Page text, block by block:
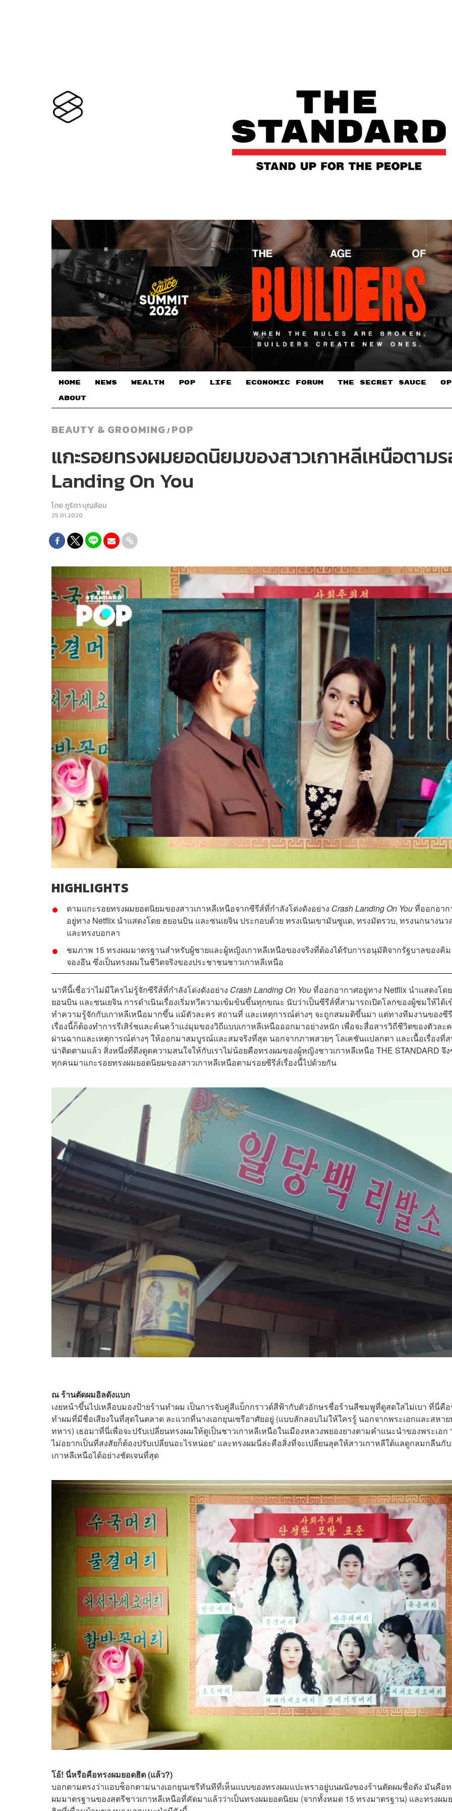
HOME NEWS WEALTH POP LIFE ECONOMIC FORUM THE SECRET SAUCE​
ABOUT
BEAUTY & GROOMING / POP
แกะรอยทรงผมยอดนิยมของสาวเกาหลีเหนือตาม
Landing On You
โดย ภูริตา บุญล้อม
25.01.2020
HIGHLIGHTS
ตามแกะรอยทรงผมยอดนิยมของสาวเกาหลีเหนือจากซีรีส์ที่กำลังโด่งดังอย่าง Crash Landing On Youที่ออกอาก
อยู่ทาง Netflix นำแสดงโดย ฮยอนบิน และซนเยจิน ประกอบด้วย ทรงเนินเขามันซูแด, ทรงมัดรวบ, ทรงนกนางนว
และทรงบอกลา
ชมภาพ 15 ทรงผมมาตรฐานสำหรับผู้ชายและผู้หญิงเกาหลีเหนือของจริงที่ต้องได้รับการอนุมัติจากรัฐบาลของคิม
จองอึน ซึ่งเป็นทรงผมในชีวิตจริงของประชาชนชาวเกาหลีเหนือ
นาทีนี้เชื่อว่าไม่มีใครไม่รู้จักซีรีส์ที่กำลังโด่งดังอย่าง Crash Landing On Youที่ออกอากาศอยู่ทาง Netflix นำแสดงโด
ยอนบิน และซนเยจิน การดำเนินเรื่องเริ่มทวีความเข้มข้นขึ้นทุกขณะ นับว่าเป็นซีรีส์ที่สามารถเปิดโลกของผู้ชมให้ได้เ
ทำความรู้จักกับเกาหลีเหนือมากขึ้น แม้ตัวละคร สถานที่ และเหตุการณ์ต่างๆ จะถูกสมมติขึ้นมา แต่ทางทีมงานของซี
เรื่องนี้ก็ต้องทำการรีเสิร์ชและค้นคว้าแง่มุมของวิถีแบบเกาหลีเหนือออกมาอย่างหนัก เพื่อจะสื่อสารวิถีชีวิตของตัวละ
ผ่านฉากและเหตุการณ์ต่างๆ ให้ออกมาสมบูรณ์และสมจริงที่สุด นอกจากภาพสวยๆ โลเคชันแปลกตา และเนื้อเรื่องที่
น่าติดตามแล้ว สิ่งหนึ่งที่ดึงดูดความสนใจให้กับเราไม่น้อยคือทรงผมของผู้หญิงชาวเกาหลีเหนือ THE STANDARD จึ
ทุกคนมาแกะรอยทรงผมยอดนิยมของสาวเกาหลีเหนือตามรอยซีรีส์เรื่องนี้ไปด้วยกัน
ณ ร้านตัดผมอิลดังแบก
เงยหน้าขึ้นไปเหลือบมองป้ายร้านทำผม เป็นการจับคู่สีแบ็กกราวด์สีฟ้ากับตัวอักษรชื่อร้านสีชมพูที่ดูสดใสไม่เบา ที่นี่คื
ทำผมที่มีชื่อเสียงในที่สุดในตลาด ละแวกที่นางเอกยุนเซรีอาศัยอยู่ (แบบลักลอบไม่ให้ใครรู้ นอกจากพระเอกและสหา
ทหาร) เธอมาที่นี่เพื่อจะปรับเปลี่ยนทรงผมให้ดูเป็นชาวเกาหลีเหนือในเมืองหลวงพยองยางตามคำแนะนำของพระเอก
ไม่อยากเป็นที่สงสัยก็ต้องปรับเปลี่ยนอะไรหน่อย” และทรงผมนี่ล่ะคือสิ่งที่จะเปลี่ยนลุคให้สาวเกาหลีใต้แลดูกลมกลืนกั
เกาหลีเหนือได้อย่างชัดเจนที่สุด
โอ้! นี่หรือคือทรงผมยอดฮิต (แล้ว?)
บอกตามตรงว่าแอบช็อกตามนางเอกยุนเซรีทันทีที่เห็นแบบของทรงผมแปะหราอยู่บนผนังของร้านตัดผมชื่อดัง มันคือท
ผมมาตรฐานของสตรีชาวเกาหลีเหนือที่คัดมาแล้วว่าเป็นทรงผมยอดนิยม (จากทั้งหมด 15 ทรงมาตรฐาน) และทรงผม